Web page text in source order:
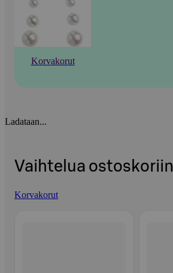
Korvakorut
Ladataan...
Vaihtelua ostoskoriin
Korvakorut